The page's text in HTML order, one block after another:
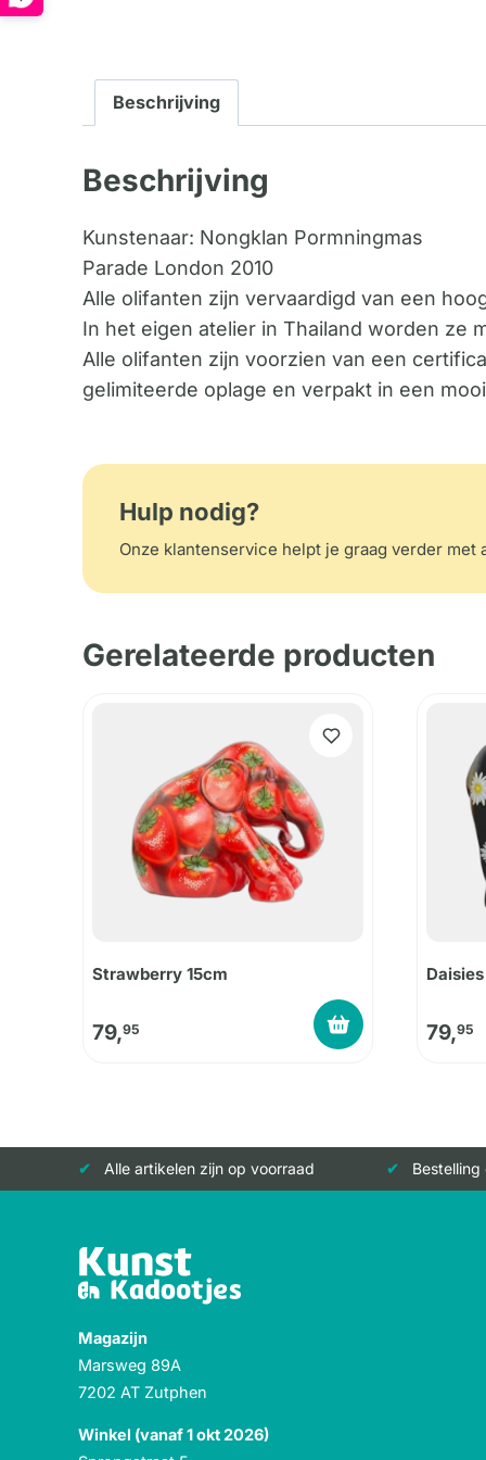
Beschrijving
Beschrijving
Kunstenaar: Nongklan Pormningmas
Parade London 2010
Alle olifanten zijn vervaardigd van een
In het eigen atelier in Thailand worden ze
Alle olifanten zijn voorzien van een
gelimiteerde oplage en verpakt in een
Hulp nodig?
Onze klantenservice helpt je graag verder met
Gerelateerde producten
Strawberry 15cm
79,95 79,95
Alle artikelen zijn op voorraad
Magazijn
Marsweg 89A
7202 AT Zutphen
Winkel (vanaf 1 okt 2026)